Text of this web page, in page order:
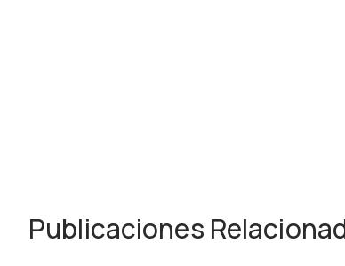
Publicaciones